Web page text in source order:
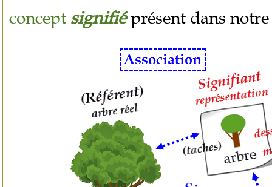
concept signifiéprésent dans notre